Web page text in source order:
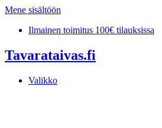
Mene sisältöön
Ilmainen toimitus 100€ tilauksissa
Tavarataivas.fi
Valikko